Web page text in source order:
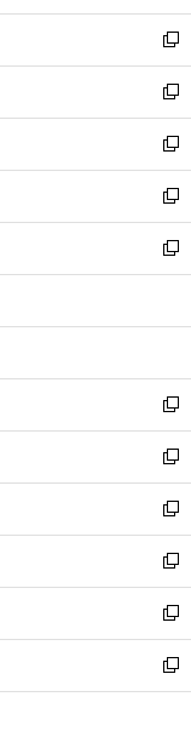
開
く
ウ
で
開
く
ン
ド
ウ
で
開
く
ウ
ィ
ン
ド
ウ
で
開
く
新
し
い
ウ
ィ
ン
ド
ウ
で
開
新
し
い
ウ
ィ
ン
ド
ウ
開
新
し
い
ウ
ィ
ン
ウ
開
く
新
し
い
ウ
ン
ウ
で
開
く
新
し
ウ
ン
ド
ウ
で
開
く
新
し
い
ウ
ィ
ン
ド
ウ
で
開
く
新
し
い
ウ
ィ
ン
ド
ウ
で
開
新
し
い
ウ
ィ
ン
ド
ウ
新
し
い
ウ
ィ
ン
新
し
い
ウ
新
し